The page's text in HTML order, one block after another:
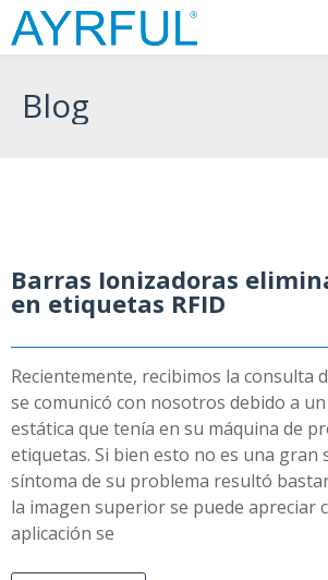
Blog
Barras Ionizadoras
en etiquetas RFID
Recientemente, recibimos la consulta
se comunicó con nosotros debido a
estática que tenía en su máquina de
etiquetas. Si bien esto no es una gran
síntoma de su problema resultó
la imagen superior se puede apreciar
aplicación se